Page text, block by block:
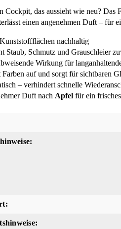
Cockpit, das aussieht wie neu?
einen angenehmen Duft – für
nachhaltig
Staub, Schmutz und Grauschleier
Wirkung für
Farben auf und sorgt für sichtbaren
– verhindert schnelle
Duft nach Apfelfür ein